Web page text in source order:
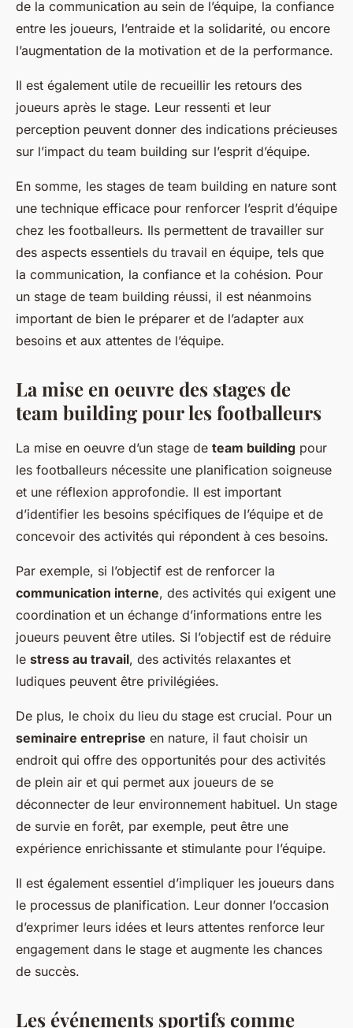
de la communication au sein de l’équipe, la confiance
entre les joueurs, l’entraide et la solidarité, ou encore
l’augmentation de la motivation et de la performance.
Il est également utile de recueillir les retours des
joueurs après le stage. Leur ressenti et leur
perception peuvent donner des indications précieuses
sur l’impact du team building sur l’esprit d’équipe.
En somme, les stages de team building en nature sont
une technique efficace pour renforcer l’esprit d’équipe
chez les footballeurs. Ils permettent de travailler sur
des aspects essentiels du travail en équipe, tels que
la communication, la confiance et la cohésion. Pour
un stage de team building réussi, il est néanmoins
important de bien le préparer et de l’adapter aux
besoins et aux attentes de l’équipe.
La mise en oeuvre des stages de
team building pour les footballeurs
La mise en oeuvre d’un stage de team building pour
les footballeurs nécessite une planification soigneuse
et une réflexion approfondie. Il est important
d’identifier les besoins spécifiques de l’équipe et de
concevoir des activités qui répondent à ces besoins.
Par exemple, si l’objectif est de renforcer la
communication interne, des activités qui exigent une
coordination et un échange d’informations entre les
joueurs peuvent être utiles. Si l’objectif est de réduire
le stress au travail, des activités relaxantes et
ludiques peuvent être privilégiées.
De plus, le choix du lieu du stage est crucial. Pour un
seminaire entreprise en nature, il faut choisir un
endroit qui offre des opportunités pour des activités
de plein air et qui permet aux joueurs de se
déconnecter de leur environnement habituel. Un stage
de survie en forêt, par exemple, peut être une
expérience enrichissante et stimulante pour l’équipe.
Il est également essentiel d’impliquer les joueurs dans
le processus de planification. Leur donner l’occasion
d’exprimer leurs idées et leurs attentes renforce leur
engagement dans le stage et augmente les chances
de succès.
Les événements sportifs comme